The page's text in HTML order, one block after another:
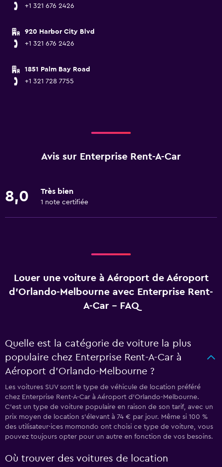
+1 321 676 2426
920 Harbor City Blvd
+1 321 676 2426
1851 Palm Bay Road
+1 321 728 7755
Avis sur Enterprise Rent-A-Car
8,0 Très bien
1 note certifiée
Louer une voiture à Aéroport de Aéroport
d'Orlando-Melbourne avec Enterprise Rent-
A-Car - FAQ
Quelle est la catégorie de voiture la plus
populaire chez Enterprise Rent-A-Car à
Aéroport d'Orlando-Melbourne ?
Les voitures SUV sont le type de véhicule de location préféré
chez Enterprise Rent-A-Car à Aéroport d'Orlando-Melbourne.
C'est un type de voiture populaire en raison de son tarif, avec un
prix moyen de location s'élevant à 74 € par jour. Même si 100 %
des utilisateur·ices momondo ont choisi ce type de voiture, vous
pouvez toujours opter pour un autre en fonction de vos besoins.
Où trouver des voitures de location